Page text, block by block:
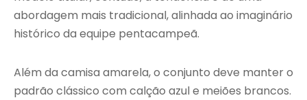
abordagem mais tradicional, alinhada ao imaginário
histórico da equipe pentacampeã.
Além da camisa amarela, o conjunto deve manter o
padrão clássico com calção azul e meiões brancos.